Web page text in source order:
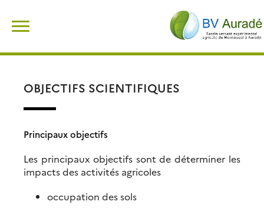
content
OBJECTIFS SCIENTIFIQUES
Principaux objectifs
Les principaux objectifs sont de déterminer les
impacts des activités agricoles
occupation des sols